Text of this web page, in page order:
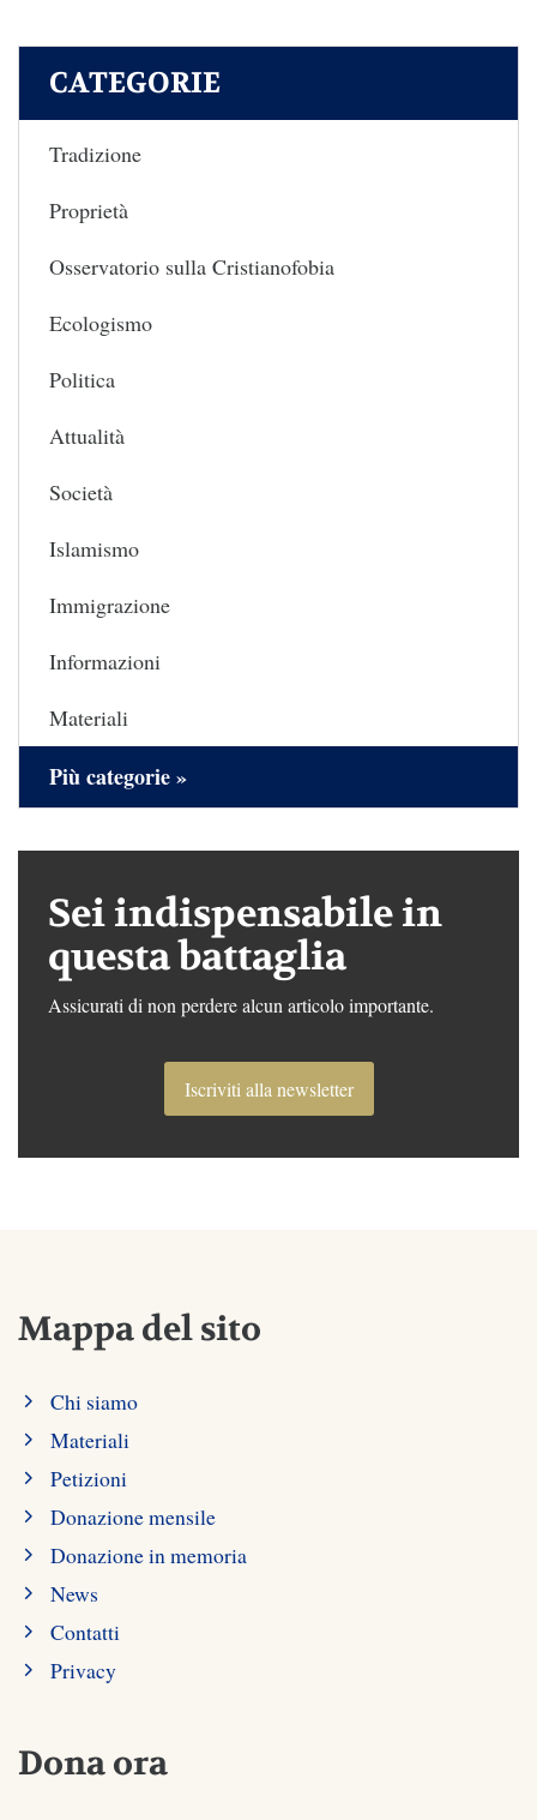
CATEGORIE
Tradizione
Proprietà
Osservatorio sulla Cristianofobia
Ecologismo
Politica
Attualità
Società
Islamismo
Immigrazione
Informazioni
Materiali
Più categorie »
Sei indispensabile in
questa battaglia
Assicurati di non perdere alcun articolo importante.
Iscriviti alla newsletter
Mappa del sito
Chi siamo
Materiali
Petizioni
Donazione mensile
Donazione in memoria
News
Contatti
Privacy
Dona ora